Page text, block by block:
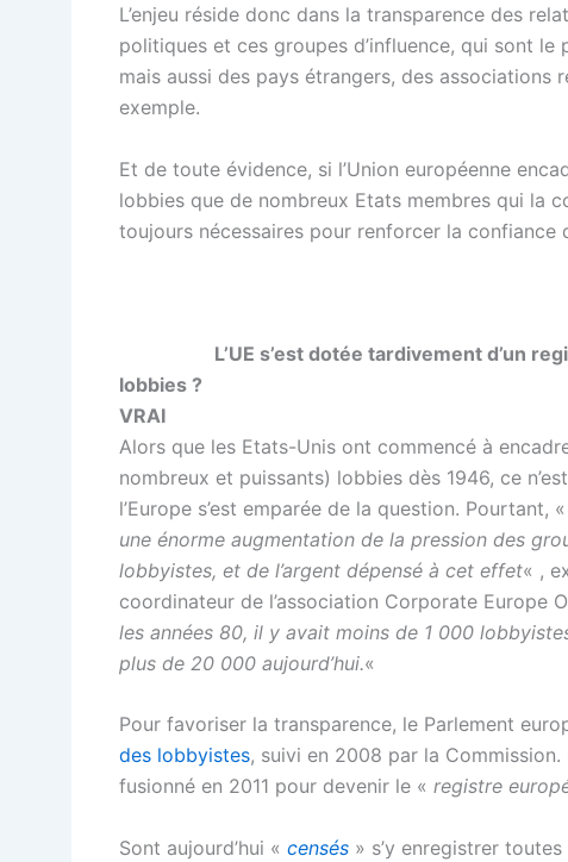
L’enjeu réside donc dans la transparence des
politiques et ces groupes d’influence, qui sont le
mais aussi des pays étrangers, des associations
exemple.
Et de toute évidence, si l’Union européenne
lobbies que de nombreux Etats membres qui la
toujours nécessaires pour renforcer la confiance
L’UE s’est dotée tardivement d’un
lobbies ?
VRAI
Alors que les Etats-Unis ont commencé à
nombreux et puissants) lobbies dès 1946, ce
l’Europe s’est emparée de la question. Pourtant, «
une énorme augmentation de la pression des
lobbyistes, et de l’argent dépensé à cet effet« ,
coordinateur de l’association Corporate Europe
les années 80, il y avait moins de 1 000
plus de 20 000 aujourd’hui.«
Pour favoriser la transparence, le Parlement
des lobbyistes, suivi en 2008 par la
fusionné en 2011 pour devenir le « registre
Sont aujourd’hui « censés » s’y enregistrer